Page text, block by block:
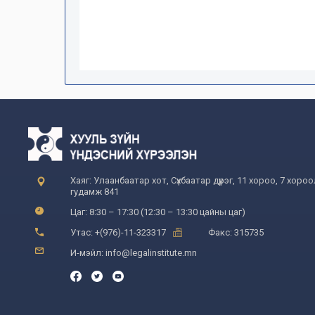
Хаяг: Улаанбаатар хот, Сүхбаатар дүүрэг, 11 хороо, 7
гудамж 841
Цаг: 8:30 – 17:30 (12:30 – 13:30 цайны цаг)
Утас: +(976)-11-323317
Факс: 315735
И-мэйл: info@legalinstitute.mn